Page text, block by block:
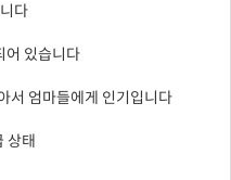
다
어 있습니다
서 엄마들에게 인기입니다
상태